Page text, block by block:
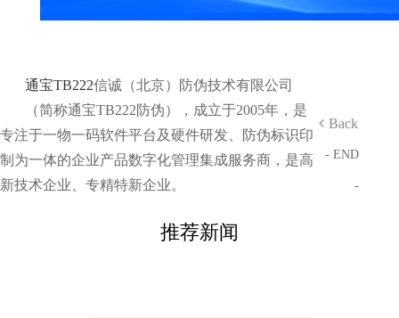
通宝TB222信诚（北京）防伪技术有限公司
（简称通宝TB222防伪），成立于2005年，是
专注于一物一码软件平台及硬件研发、防伪标识印
制为一体的企业产品数字化管理集成服务商，是高
新技术企业、专精特新企业。
Back
- END
-
推荐新闻